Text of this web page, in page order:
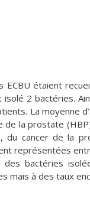
ECBU étaient
isolé 2 bactéries.
La moyenne
de la prostate
du cancer de la
représentées
bactéries
mais à des taux